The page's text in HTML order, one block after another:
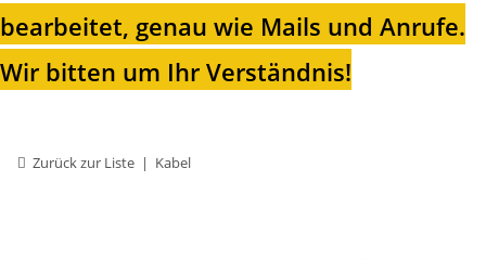
bearbeitet, genau wie Mails und Anrufe.
Wir bitten um Ihr Verständnis!
Zurück zur Liste Kabel